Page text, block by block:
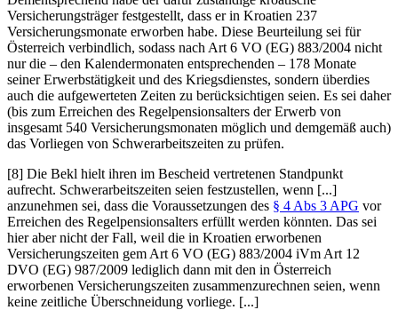
Versicherungsträger festgestellt, dass er in Kroatien 237
Versicherungsmonate erworben habe. Diese Beurteilung sei für
Österreich verbindlich, sodass nach Art 6 VO (EG) 883/2004 nicht
nur die – den Kalendermonaten entsprechenden – 178 Monate
seiner Erwerbstätigkeit und des Kriegsdienstes, sondern überdies
auch die aufgewerteten Zeiten zu berücksichtigen seien. Es sei daher
(bis zum Erreichen des Regelpensionsalters der Erwerb von
insgesamt 540 Versicherungsmonaten möglich und demgemäß auch)
das Vorliegen von Schwerarbeitszeiten zu prüfen.
[8] Die Bekl hielt ihren im Bescheid vertretenen Standpunkt
aufrecht. Schwerarbeitszeiten seien festzustellen, wenn [...]
anzunehmen sei, dass die Voraussetzungen des § 4 Abs 3 APG vor
Erreichen des Regelpensionsalters erfüllt werden könnten. Das sei
hier aber nicht der Fall, weil die in Kroatien erworbenen
Versicherungszeiten gem Art 6 VO (EG) 883/2004 iVm Art 12
DVO (EG) 987/2009 lediglich dann mit den in Österreich
erworbenen Versicherungszeiten zusammenzurechnen seien, wenn
keine zeitliche Überschneidung vorliege. [...]